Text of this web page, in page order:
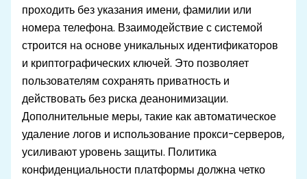
проходить без указания имени, фамилии или
номера телефона. Взаимодействие с системой
строится на основе уникальных идентификаторов
и криптографических ключей. Это позволяет
пользователям сохранять приватность и
действовать без риска деанонимизации.
Дополнительные меры, такие как автоматическое
удаление логов и использование прокси-серверов,
усиливают уровень защиты. Политика
конфиденциальности платформы должна четко